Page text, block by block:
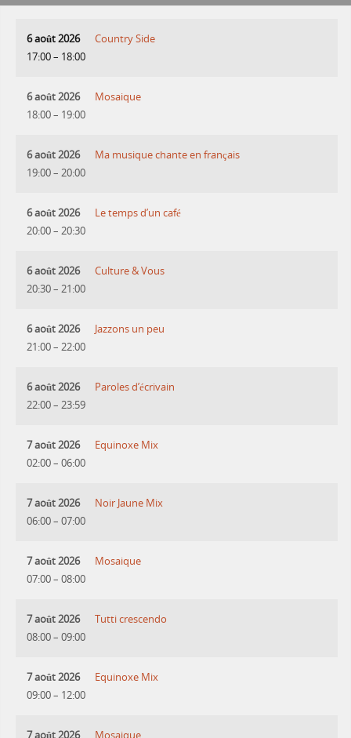
6 août 2026
17:00– 18:00
Country Side
6 août 2026
18:00– 19:00
Mosaique
6 août 2026
19:00– 20:00
Ma musique chante en français
6 août 2026
20:00– 20:30
Le temps d’un café
6 août 2026
20:30– 21:00
Culture & Vous
6 août 2026
21:00– 22:00
Jazzons un peu
6 août 2026
22:00– 23:59
Paroles d’écrivain
7 août 2026
02:00– 06:00
Equinoxe Mix
7 août 2026
06:00– 07:00
Noir Jaune Mix
7 août 2026
07:00– 08:00
Mosaique
7 août 2026
08:00– 09:00
Tutti crescendo
7 août 2026
09:00– 12:00
Equinoxe Mix
7 août 2026
Mosaique